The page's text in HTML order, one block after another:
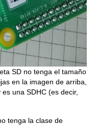
SD no tenga el tamaño
en la imagen de arriba,
una SDHC (es decir,
tenga la clase de